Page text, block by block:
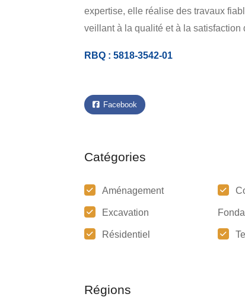
expertise, elle réalise des travaux
veillant à la qualité et à la satisfaction
RBQ : 5818-3542-01
Facebook
Catégories
Aménagement
Excavation
Résidentiel
Régions